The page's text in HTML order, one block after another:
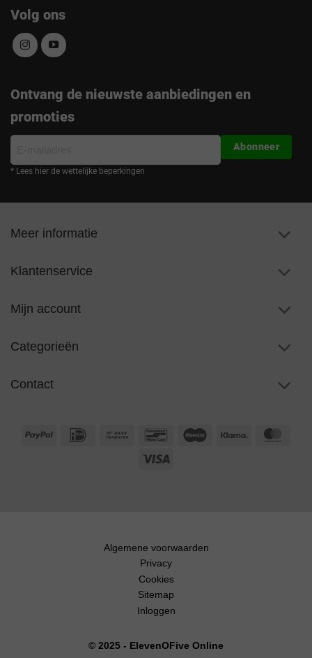
Volg ons
Ontvang de nieuwste aanbiedingen en
promoties
mailadres
* Lees hier de wettelijke beperkingen
Abonneer
Meer informatie
Klantenservice
Mijn account
Categorieën
Contact
PayPal IDeal
Bank
BancontactMaestro Klarna
Algemene voorwaarden
Privacy
Cookies
Sitemap
Inloggen
© 2025 - ElevenOFive Online